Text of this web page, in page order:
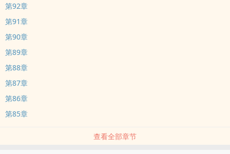
第92章
第91章
第90章
第89章
第88章
第87章
第86章
第85章
查看全部章节